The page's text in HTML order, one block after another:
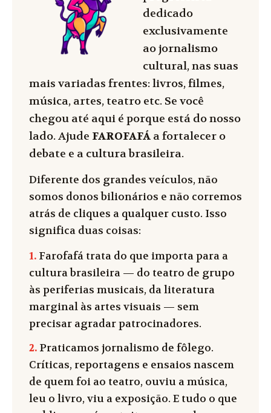
dedicado
exclusivamente
ao jornalismo
cultural, nas suas
mais variadas frentes: livros, filmes,
música, artes, teatro etc. Se você
chegou até aqui é porque está do nosso
lado. Ajude FAROFAFÁ a fortalecer o
debate e a cultura brasileira.
Diferente dos grandes veículos, não
somos donos bilionários e não corremos
atrás de cliques a qualquer custo. Isso
significa duas coisas:
1. Farofafá trata do que importa para a
cultura brasileira — do teatro de grupo
às periferias musicais, da literatura
marginal às artes visuais — sem
precisar agradar patrocinadores.
2. Praticamos jornalismo de fôlego.
Críticas, reportagens e ensaios nascem
de quem foi ao teatro, ouviu a música,
leu o livro, viu a exposição. E tudo o que